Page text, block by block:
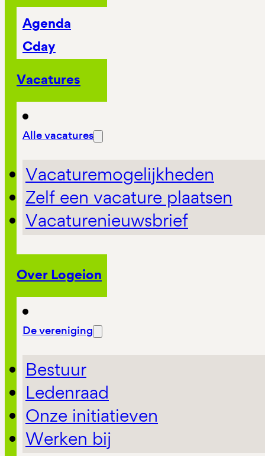
Agenda
Cday
Vacatures
Alle vacatures
Vacaturemogelijkheden
Zelf een vacature plaatsen
Vacaturenieuwsbrief
Over Logeion
De vereniging
Bestuur
Ledenraad
Onze initiatieven
Werken bij